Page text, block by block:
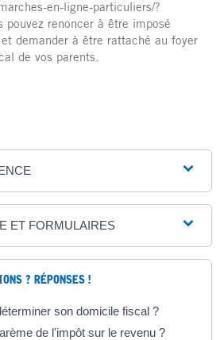
en-ligne-particuliers/?
pouvez renoncer à être imposé
demander à être rattaché au foyer
de vos parents.
ET FORMULAIRES
? RÉPONSES !
son domicile fiscal ?
de l'impôt sur le revenu ?